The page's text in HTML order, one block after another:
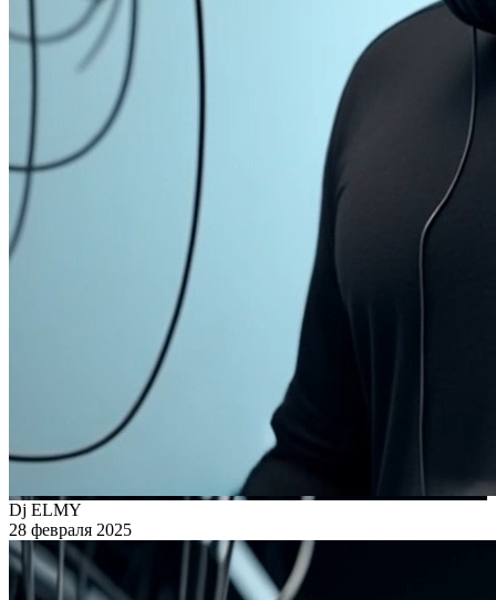
Dj ELMY
28 февраля 2025